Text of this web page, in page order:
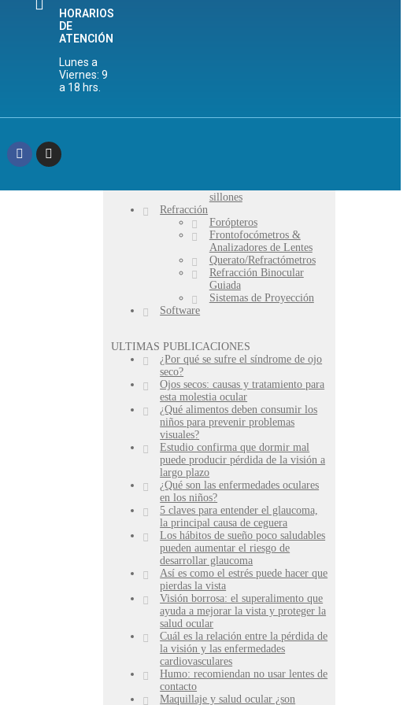
Topógrafos
sillones
Refracción
Forópteros
Frontofocómetros &
Analizadores de Lentes
Querato/Refractómetros
Refracción Binocular
Guiada
Sistemas de Proyección
Software
ULTIMAS PUBLICACIONES
¿Por qué se sufre el síndrome de ojo
seco?
Ojos secos: causas y tratamiento para
esta molestia ocular
¿Qué alimentos deben consumir los
niños para prevenir problemas
visuales?
Estudio confirma que dormir mal
puede producir pérdida de la visión a
largo plazo
¿Qué son las enfermedades oculares
en los niños?
5 claves para entender el glaucoma,
la principal causa de ceguera
Los hábitos de sueño poco saludables
pueden aumentar el riesgo de
desarrollar glaucoma
Así es como el estrés puede hacer que
pierdas la vista
Visión borrosa: el superalimento que
ayuda a mejorar la vista y proteger la
salud ocular
Cuál es la relación entre la pérdida de
la visión y las enfermedades
cardiovasculares
Humo: recomiendan no usar lentes de
contacto
Maquillaje y salud ocular ¿son
HORARIOS
DE
ATENCIÓN
Lunes a
Viernes: 9
a 18 hrs.